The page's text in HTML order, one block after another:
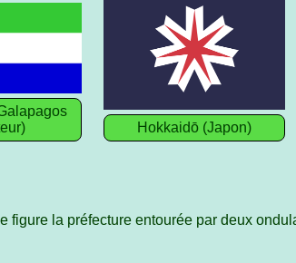
Hokkaidō (Japon)
figure la préfecture entourée par deux